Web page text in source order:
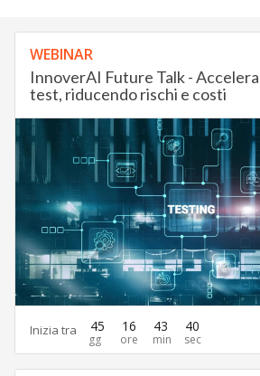
WEBINAR
InnoverAI Future Talk -
test, riducendo rischi e costi
Inizia tra 45 16 43 39